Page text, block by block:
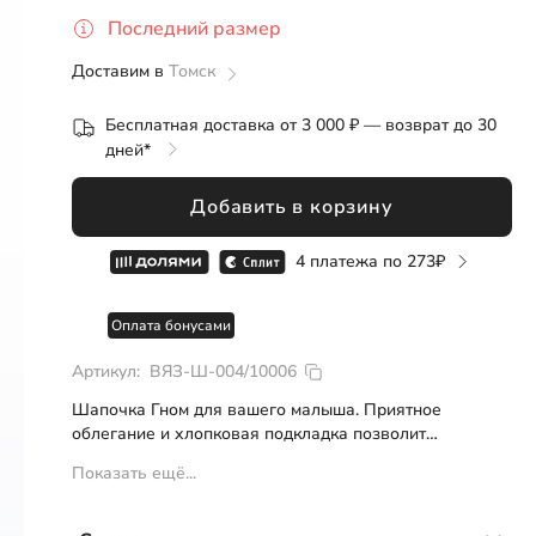
РозницаS
L
Последний размер
Доставим в Томск
Бесплатная доставка от 3 000 ₽ — возврат до 30
дней*
Добавить в корзину
4 платежа по 273
Оплата бонусами
Артикул: ВЯЗ-Ш-004/10006
Шапочка Гном для вашего малыша. Приятное
облегание и хлопковая подкладка позволит
стильный и милый образ.
- состав: верх - 50% шерсти, 50% акрил, подкладка -
Показать ещё...